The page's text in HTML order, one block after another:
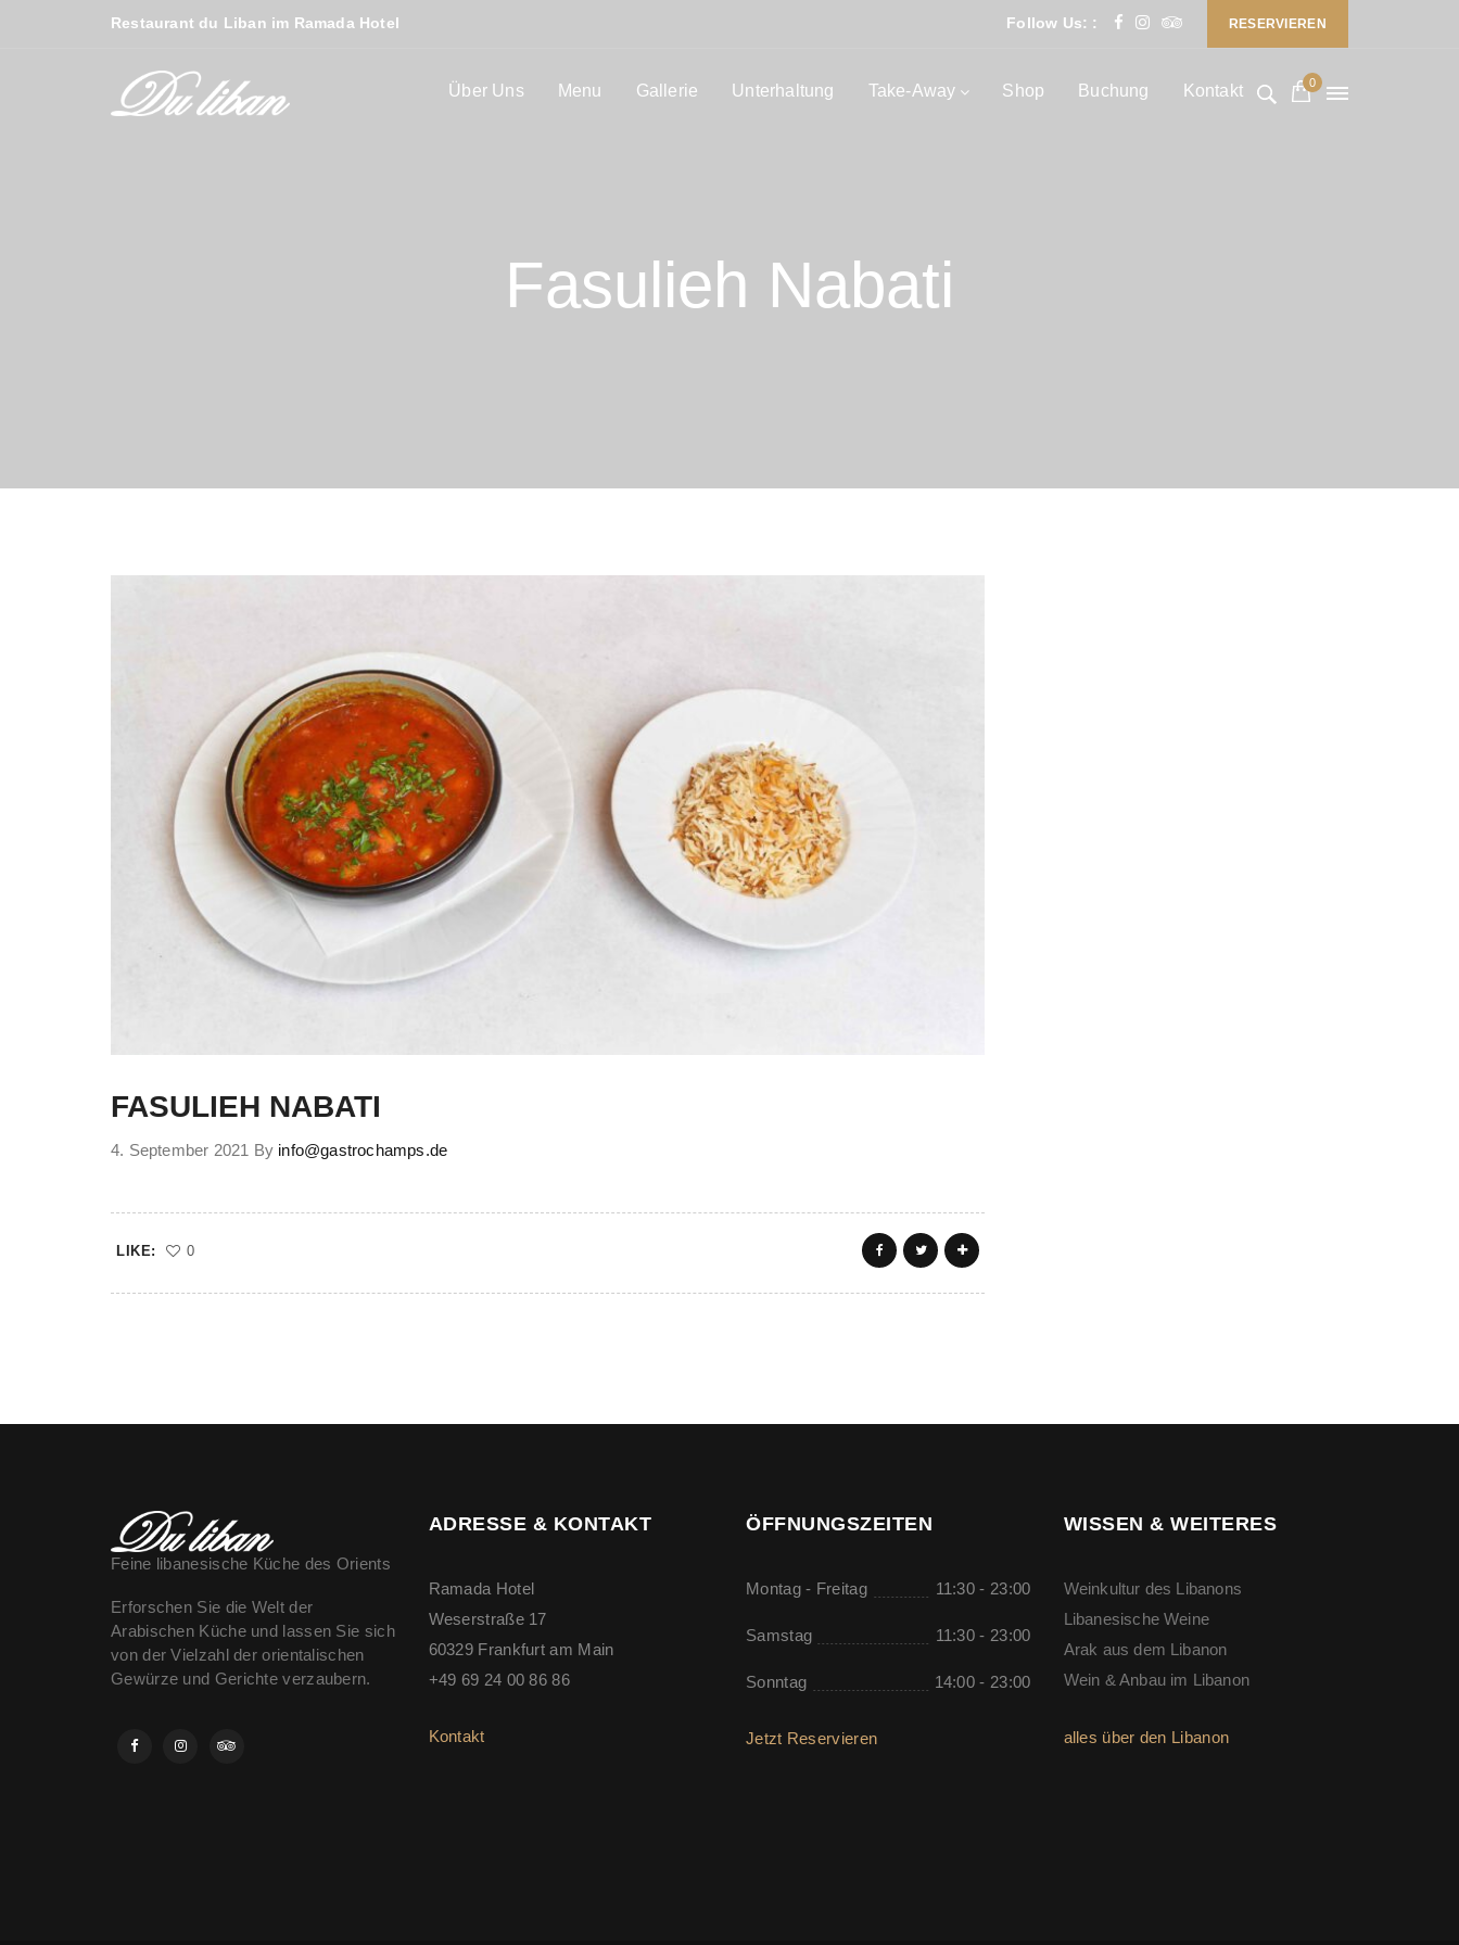
Restaurant du Liban im Ramada Hotel Follow Us: : RESERVIEREN
0
Über Uns Menu Gallerie Unterhaltung Take-Away Shop Buchung Kontakt
Fasulieh Nabati
FASULIEH NABATI
4. September 2021 By info@gastrochamps.de
LIKE: 0
Feine libanesische Küche des Orients
Erforschen Sie die Welt der
Arabischen Küche und lassen Sie sich
von der Vielzahl der orientalischen
Gewürze und Gerichte verzaubern.
ADRESSE & KONTAKT
Ramada Hotel
Weserstraße 17
60329 Frankfurt am Main
+49 69 24 00 86 86
Kontakt
ÖFFNUNGSZEITEN
Montag - Freitag 11:30 - 23:00
Samstag 11:30 - 23:00
Sonntag 14:00 - 23:00
Jetzt Reservieren
WISSEN & WEITERES
Weinkultur des Libanons
Libanesische Weine
Arak aus dem Libanon
Wein & Anbau im Libanon
alles über den Libanon